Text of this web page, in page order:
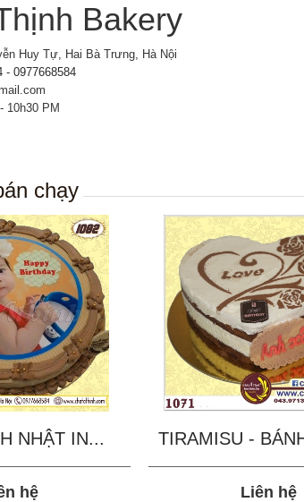
Bakery
Huy Tự, Hai Bà Trưng, Hà Nội
- 0977668584
10h30 PM
chạy
NHẬT IN...
hệ
TIRAMISU -
Liên hệ